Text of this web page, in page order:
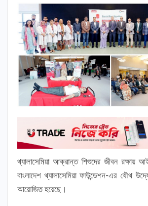
থ্যালাসেমিয়া আক্রান্ত শিশুদের জীবন
বাংলাদেশ থ্যালাসেমিয়া ফাউন্ডেশন-এর যৌথ
আয়োজিত হয়েছে।